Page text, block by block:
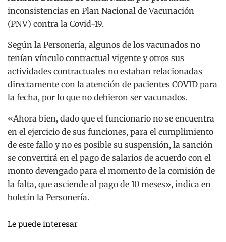
inconsistencias en Plan Nacional de Vacunación
(PNV) contra la Covid-19.
Según la Personería, algunos de los vacunados no
tenían vínculo contractual vigente y otros sus
actividades contractuales no estaban relacionadas
directamente con la atención de pacientes COVID para
la fecha, por lo que no debieron ser vacunados.
«Ahora bien, dado que el funcionario no se encuentra
en el ejercicio de sus funciones, para el cumplimiento
de este fallo y no es posible su suspensión, la sanción
se convertirá en el pago de salarios de acuerdo con el
monto devengado para el momento de la comisión de
la falta, que asciende al pago de 10 meses», indica en
boletín la Personería.
Le puede interesar